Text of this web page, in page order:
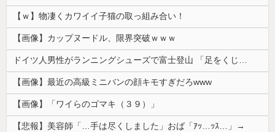
【ｗ】物凄くカワイイ子猫の取っ組み合い！
【画像】カップヌードル、限界突破ｗｗｗ
ドイツ人男性がランニングシューズで富士登山 「足をくじいて動けない」
【画像】最近の高級ミニバンの顔キモすぎだろwww
【画像】「ワイらのゴマキ（３９）」
【悲報】美容師「…手は尽くしました」おば「ｱｯ…ｯｽ…」→